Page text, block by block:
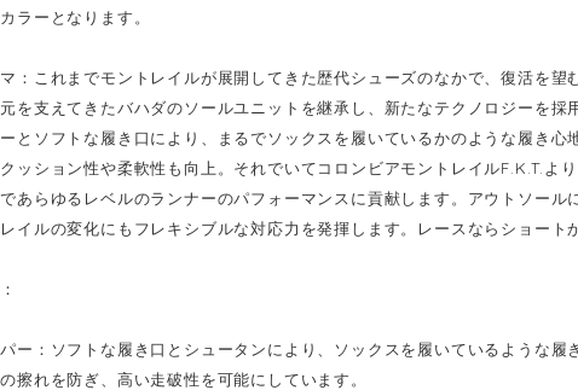
ラーとなります。
：これまでモントレイルが展開してきた歴代シューズのなかで、復活を
を支えてきたバハダのソールユニットを継承し、新たなテクノロジーを採
とソフトな履き口により、まるでソックスを履いているかのような履き
ッション性や柔軟性も向上。それでいてコロンビアモントレイルF.K.T.よ
であらゆるレベルのランナーのパフォーマンスに貢献します。アウトソー
イルの変化にもフレキシブルな対応力を発揮します。レースならショート
ー：ソフトな履き口とシュータンにより、ソックスを履いているような
擦れを防ぎ、高い走破性を可能にしています。